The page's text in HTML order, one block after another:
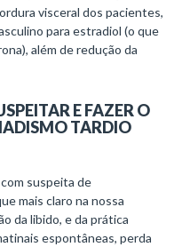
visceral dos pacientes,
para estradiol (o que
além de redução da
E FAZER O
TARDIO
suspeita de
mais claro na nossa
da libido, e da prática
espontâneas, perda